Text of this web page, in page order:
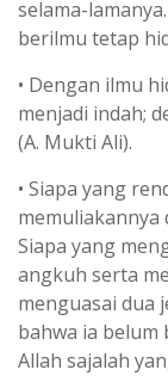
selama-
berilmu tetap
• Dengan ilmu
menjadi indah;
(A. Mukti Ali).
• Siapa yang
memuliakannya
Siapa yang
angkuh serta
menguasai dua
bahwa ia belum
Allah sajalah